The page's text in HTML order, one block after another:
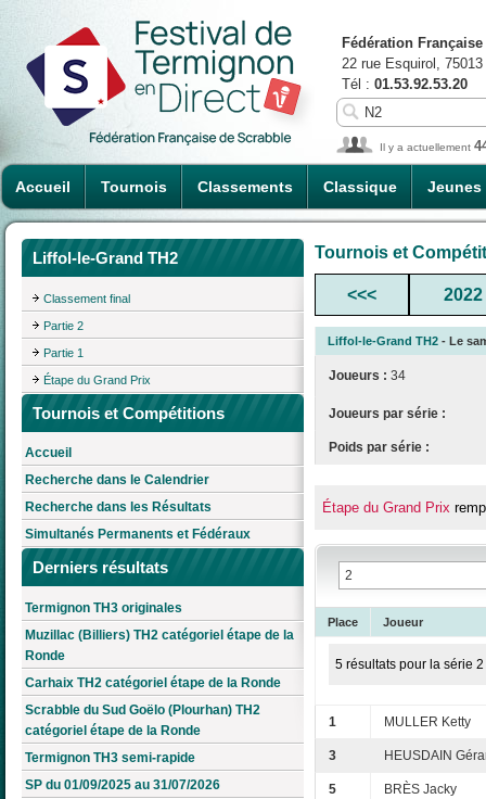
Accueil Tournois Classements Classique Jeunes
Fédération
22 rue Esquirol,
Tél : 01.53.92.53.20
Il y a actuellement
Liffol-le-Grand TH2
Classement final
Partie 2
Partie 1
Étape du Grand Prix
Tournois et Compétitions
Accueil
Recherche dans le Calendrier
Recherche dans les Résultats
Simultanés Permanents et Fédéraux
Derniers résultats
Termignon TH3 originales
Muzillac (Billiers) TH2 catégoriel étape de la
Ronde
Carhaix TH2 catégoriel étape de la Ronde
Scrabble du Sud Goëlo (Plourhan) TH2
catégoriel étape de la Ronde
Termignon TH3 semi-rapide
SP du 01/09/2025 au 31/07/2026
Tournois et
<<< 2022
Liffol-le-Grand TH2 - Le
Joueurs : 34
Joueurs par série :
Poids par série :
Étape du Grand Prix
Place Joueur
5 résultats pour la série 2
1 MULLER Ketty
3 HEUSDAIN
5 BRÈS Jacky